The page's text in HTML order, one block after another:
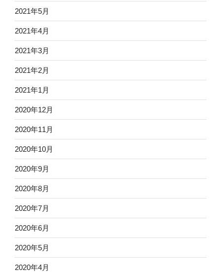
2021年5月
2021年4月
2021年3月
2021年2月
2021年1月
2020年12月
2020年11月
2020年10月
2020年9月
2020年8月
2020年7月
2020年6月
2020年5月
2020年4月